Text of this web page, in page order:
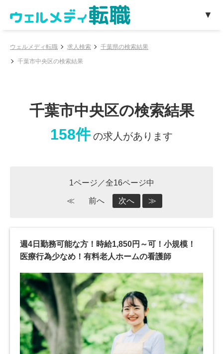
ウェルメディ転職 求人検索 千葉県の検索結果
千葉市中央区の検索結果
千葉市中央区の検索結果
158件 の求人があります
1ページ／全16ページ中
≪ 前へ 次へ ≫
週4日勤務可能な方！時給1,850円～可！小規模！
医療行為少なめ！有料老人ホームの看護師